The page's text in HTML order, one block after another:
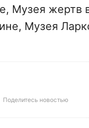
Музея жертв
Музея
Поделитесь новостью